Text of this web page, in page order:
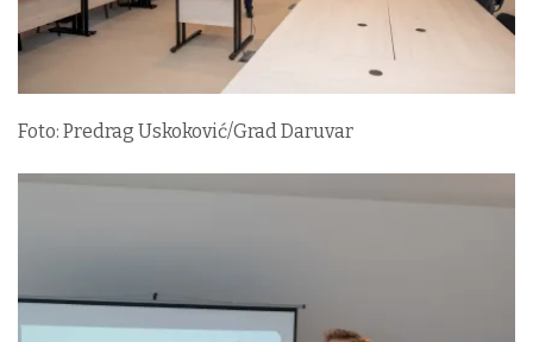
Foto: Predrag Uskoković/Grad Daruvar